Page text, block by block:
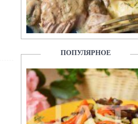
ПОПУЛЯРНОЕ